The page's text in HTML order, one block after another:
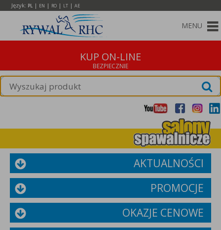
Język: PL | EN | RO | LT | AE
MENU
KUP ON-LINE
AKTUALNOŚCI
PROMOCJE
OKAZJE CENOWE